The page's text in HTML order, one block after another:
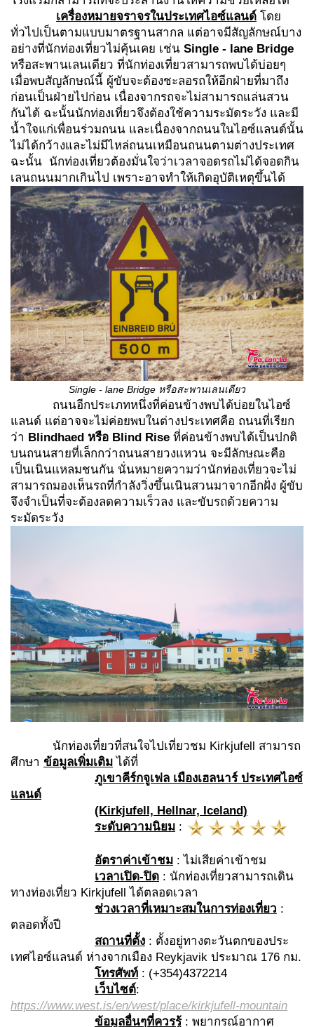
เครื่องหมายจราจรในประเทศไอซ์แลนด์ โดย
ทั่วไปเป็นตามแบบมาตรฐานสากล แต่อาจมีสัญลักษณ์บาง
อย่างที่นักท่องเที่ยวไม่คุ้นเคย เช่น Single - lane Bridge
หรือสะพานเลนเดียว ที่นักท่องเที่ยวสามารถพบได้บ่อยๆ
เมื่อพบสัญลักษณ์นี้ ผู้ขับจะต้องชะลอรถให้อีกฝ่ายที่มาถึง
ก่อนเป็นฝ่ายไปก่อน เนื่องจากรถจะไม่สามารถแล่นสวน
กันได้ ฉะนั้นนักท่องเที่ยวจึงต้องใช้ความระมัดระวัง และมี
น้ำใจแก่เพื่อนร่วมถนน และเนื่องจากถนนในไอซ์แลนด์นั้น
ไม่ได้กว้างและไม่มีไหล่ถนนเหมือนถนนตามต่างประเทศ
ฉะนั้น นักท่องเที่ยวต้องมั่นใจว่าเวลาจอดรถไม่ได้จอดกิน
เลนถนนมากเกินไป เพราะอาจทำให้เกิดอุบัติเหตุขึ้นได้
Single - lane Bridge หรือสะพานเลนเดียว
ถนนอีกประเภทหนึ่งที่ค่อนข้างพบได้บ่อยในไอซ์
แลนด์ แต่อาจจะไม่ค่อยพบในต่างประเทศคือ ถนนที่เรียก
ว่า Blindhaed หรือ Blind Rise ที่ค่อนข้างพบได้เป็นปกติ
บนถนนสายที่เล็กกว่าถนนสายวงแหวน จะมีลักษณะคือ
เป็นเนินแหลมชนกัน นั่นหมายความว่านักท่องเที่ยวจะไม่
สามารถมองเห็นรถที่กำลังวิ่งขึ้นเนินสวนมาจากอีกฝั่ง ผู้ขับ
จึงจำเป็นที่จะต้องลดความเร็วลง และขับรถด้วยความ
ระมัดระวัง
นักท่องเที่ยวที่สนใจไปเที่ยวชม Kirkjufell สามารถ
ศึกษา ข้อมูลเพิ่มเติม ได้ที่
ภูเขาคีร์กจูเฟล เมืองเฮลนาร์ ประเทศไอซ์
แลนด์
(Kirkjufell, Hellnar, Iceland)
ระดับความนิยม :
อัตราค่าเข้าชม : ไม่เสียค่าเข้าชม
เวลาเปิด-ปิด : นักท่องเที่ยวสามารถเดิน
ทางท่องเที่ยว Kirkjufell ได้ตลอดเวลา
ช่วงเวลาที่เหมาะสมในการท่องเที่ยว :
ตลอดทั้งปี
สถานที่ตั้ง : ตั้งอยู่ทางตะวันตกของประ
เทศไอซ์แลนด์ ห่างจากเมือง Reykjavik ประมาณ 176 กม.
โทรศัพท์ : (+354)4372214
เว็บไซต์:
https://www.west.is/en/west/place/kirkjufell-mountain
ข้อมูลอื่นๆที่ควรรู้: พยากรณ์อากาศ